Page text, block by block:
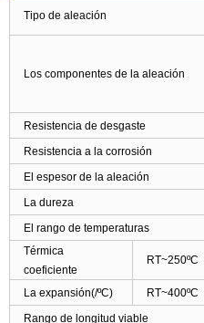
Tipo de aleación
Los componentes de la aleación
Resistencia de desgaste
Resistencia a la corrosión
El espesor de la aleación
La dureza
El rango de temperaturas
Térmica
coeficiente
RT~250ºC
La expansión(/ºC) RT~400ºC
Rango de longitud viable